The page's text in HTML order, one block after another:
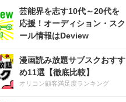
芸能界を志す10代～20代を
応援！オーディション・スク
ール情報はDeview
漫画読み放題サブスクおすす
め11選【徹底比較】
オリコン顧客満足度ランキング